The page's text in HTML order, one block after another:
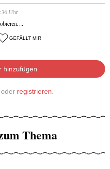
Uhr
GEFÄLLT MIR
hinzufügen
oder registrieren
Thema